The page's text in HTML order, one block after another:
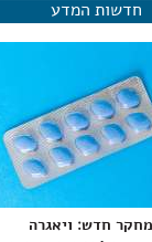
חדשות המדע
מחקר חדש: ויאגרה